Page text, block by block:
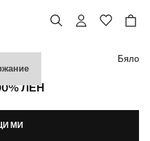
ЛЕН
Бяло
МИ